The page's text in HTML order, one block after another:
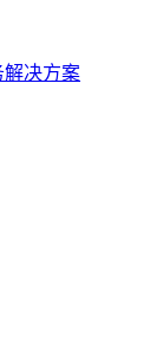
解决方案